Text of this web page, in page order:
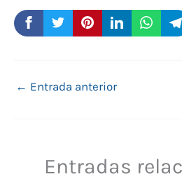
← Entrada anterior
Entradas